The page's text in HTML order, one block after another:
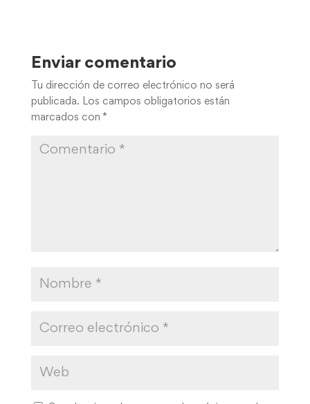
Enviar comentario
Tu dirección de correo electrónico no será
publicada.
Los campos obligatorios están
marcados con *